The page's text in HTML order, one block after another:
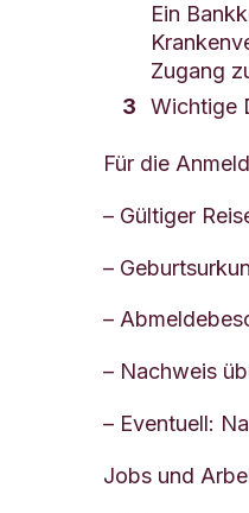
Ein
Zugang
Wichtige
Für die
– Gültiger
–
–
– Nachweis
– Eventuell:
Jobs und